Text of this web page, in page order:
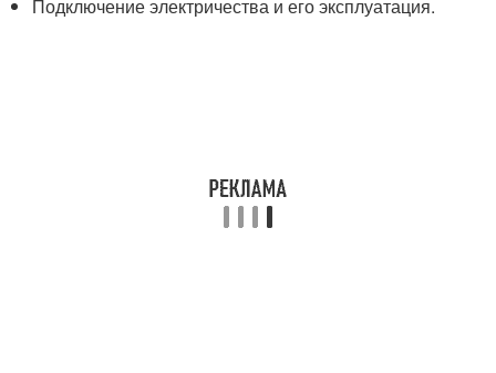
Подключение электричества и его эксплуатация.